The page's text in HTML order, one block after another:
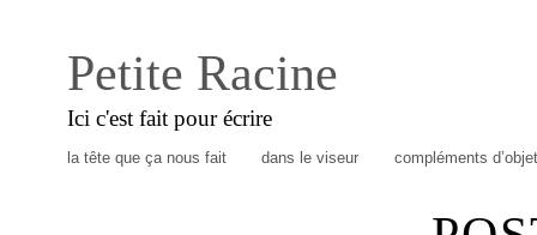
Petite Racine
Ici c'est fait pour écrire
la tête que ça nous fait dans le viseur compléments